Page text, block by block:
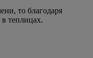
то благодаря
теплицах.